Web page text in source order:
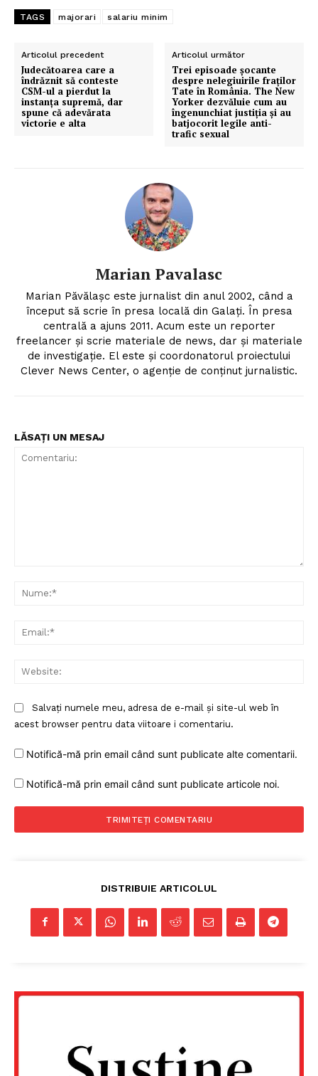
TAGS majorari salariu minim
Articolul precedent
Judecătoarea care a
îndrăznit să conteste
CSM-ul a pierdut la
instanța supremă, dar
spune că adevărata
victorie e alta
Articolul următor
Trei episoade șocante
despre nelegiuirile fraților
Tate în România. The New
Yorker dezvăluie cum au
îngenunchiat justiția și au
batjocorit legile anti-
trafic sexual
Marian Pavalasc
Marian Păvălașc este jurnalist din anul 2002, când a
început să scrie în presa locală din Galați. În presa
centrală a ajuns 2011. Acum este un reporter
freelancer și scrie materiale de news, dar și materiale
de investigație. El este și coordonatorul proiectului
Clever News Center, o agenție de conținut jurnalistic.
LĂSAȚI UN MESAJ
Salvați numele meu, adresa de e-mail și site-ul web în
acest browser pentru data viitoare i comentariu.
Notifică-mă prin email când sunt publicate alte comentarii.
Notifică-mă prin email când sunt publicate articole noi.
DISTRIBUIE ARTICOLUL